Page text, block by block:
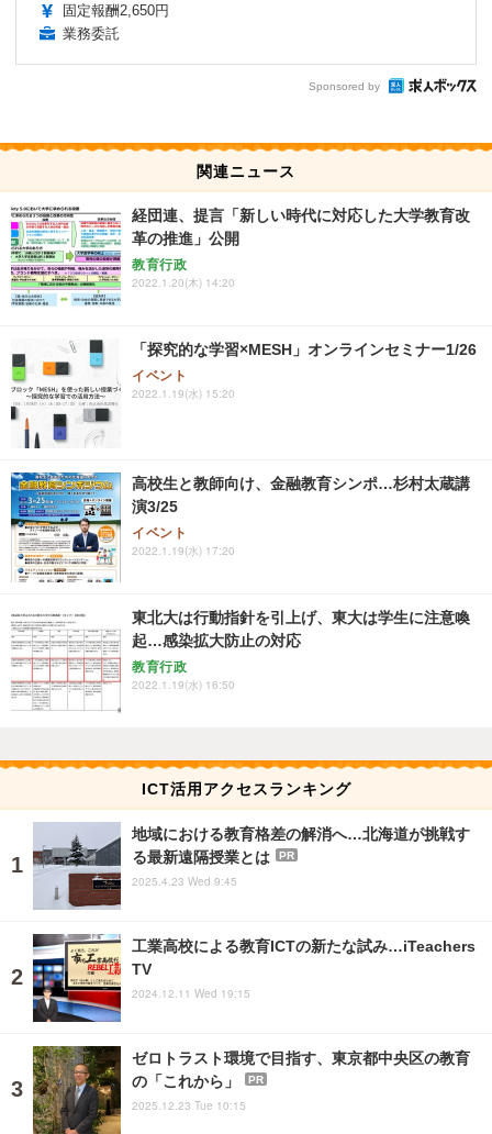
固定報酬2,650円
業務委託
Sponsored by
関連ニュース
経団連、提言「新しい時代に対応した大学教育改
革の推進」公開
教育行政
2022.1.20(木) 14:20
「探究的な学習×MESH」オンラインセミナー1/26
イベント
2022.1.19(水) 15:20
高校生と教師向け、金融教育シンポ…杉村太蔵講
演3/25
イベント
2022.1.19(水) 17:20
東北大は行動指針を引上げ、東大は学生に注意喚
起…感染拡大防止の対応
教育行政
2022.1.19(水) 16:50
ICT活用アクセスランキング
地域における教育格差の解消へ…北海道が挑戦す
る最新遠隔授業とは
PR
2025.4.23 Wed 9:45
工業高校による教育ICTの新たな試み…iTeachers
TV
2024.12.11 Wed 19:15
ゼロトラスト環境で目指す、東京都中央区の教育
の「これから」
PR
2025.12.23 Tue 10:15